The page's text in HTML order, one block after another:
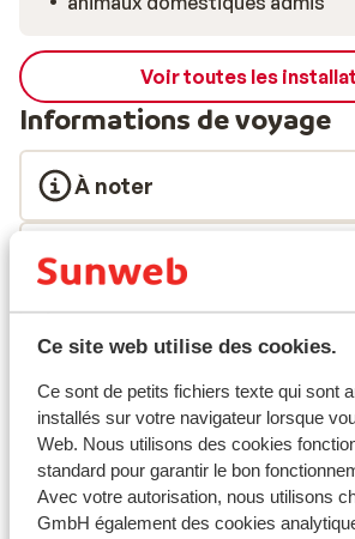
Ce site web utilise des cookies.
Ce sont de petits fichiers texte qui sont
installés sur votre navigateur lorsque
Web. Nous utilisons des cookies
standard pour garantir le bon
Avec votre autorisation, nous utilisons
GmbH également des cookies
Voir toutes les
Informations de voyage
À noter
Formule
Ce que les clients
Malheureusement, il n'y a
pour cet hébergement.
Emplacement